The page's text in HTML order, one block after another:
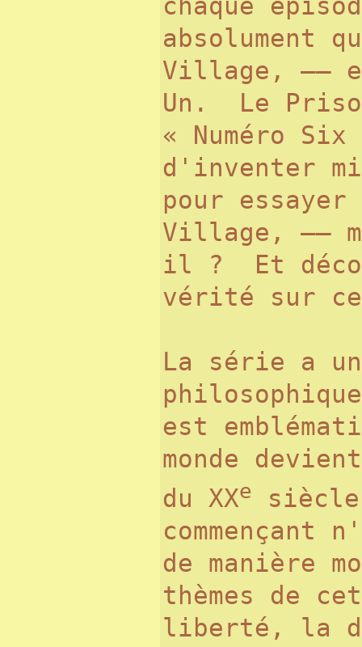
absolument
Village, ——
Un. Le
« Numéro
d'inventer
pour essayer
Village, ——
il ? Et
vérité sur
La série a
est
monde
du XXe
de manière
thèmes de
liberté, la